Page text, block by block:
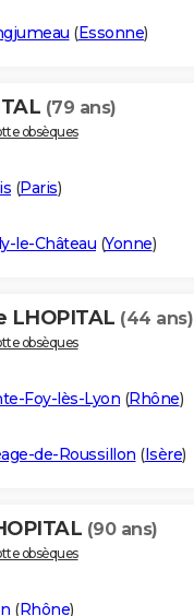
(Essonne)
(79 ans)
obsèques
(Paris)
le-Château (Yonne)
LHOPITAL (44 ans)
obsèques
Foy-lès-Lyon (Rhône)
de-Roussillon (Isère)
(90 ans)
obsèques
(Rhône)